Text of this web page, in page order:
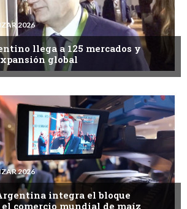
2026
llega a 125 mercados y
global
2026
integra el bloque
comercio mundial de maíz